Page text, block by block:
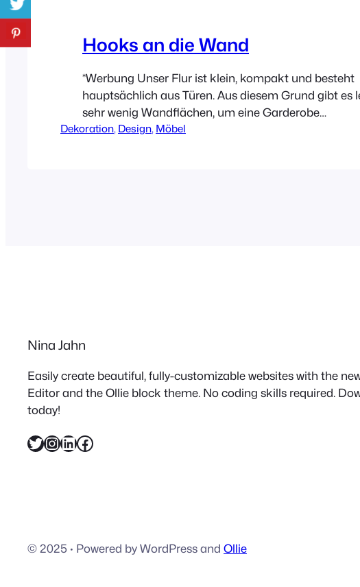
Hooks an die Wand
*Werbung Unser Flur ist klein, kompakt und besteht
hauptsächlich aus Türen. Aus diesem Grund gibt es
sehr wenig Wandflächen, um eine Garderobe
anzubringen. Mit den schlichten Play Hooks von
Dekoration, Design, Möbel
Nina Jahn
Easily create beautiful, fully-customizable websites with the
Editor and the Ollie block theme. No coding skills required.
today!
Twitter InstagramLinkedIn Facebook
© 2025 · Powered by WordPress and Ollie